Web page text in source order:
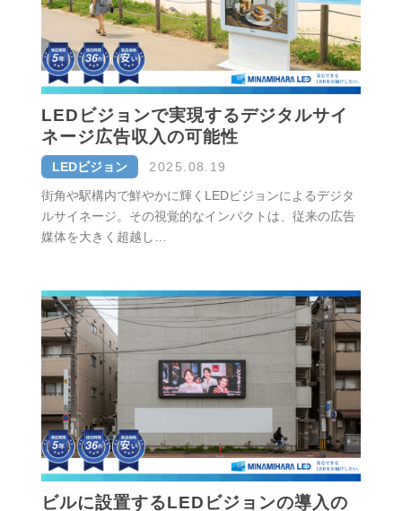
LEDビジョンで実現するデジタルサイ
ネージ広告収入の可能性
LEDビジョン
2025.08.19
街角や駅構内で鮮やかに輝くLEDビジョンによるデジタ
ルサイネージ。その視覚的なインパクトは、従来の広告
媒体を大きく超越し…
ビルに設置するLEDビジョンの導入の